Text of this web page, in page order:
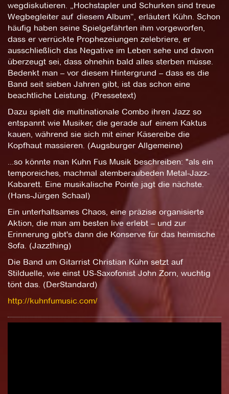
wegdiskutieren. „Hochstapler und Schurken sind treue
Wegbegleiter auf diesem Album“, erläutert Kühn. Schon
häufig haben seine Spielgefährten ihm vorgeworfen,
dass er verrückte Prophezeiungen zelebriere, er
ausschließlich das Negative im Leben sehe und davon
überzeugt sei, dass ohnehin bald alles sterben müsse.
Bedenkt man – vor diesem Hintergrund – dass es die
Band seit sieben Jahren gibt, ist das schon eine
beachtliche Leistung. (Pressetext)
Dazu spielt die multinationale Combo ihren Jazz so
entspannt wie Musiker, die gerade auf einem Kaktus
kauen, während sie sich mit einer Käsereibe die
Kopfhaut massieren. (Augsburger Allgemeine)
...so könnte man Kuhn Fus Musik beschreiben: "als ein
temporeiches, machmal atemberaubeden Metal-Jazz-
Kabarett. Eine musikalische Pointe jagt die nächste.
(Hans-Jürgen Schaal)
Ein unterhaltsames Chaos, eine präzise organisierte
Aktion, die man am besten live erlebt – und zur
Erinnerung gibt's dann die Konserve für das heimische
Sofa. (Jazzthing)
Die Band um Gitarrist Christian Kühn setzt auf
Stilduelle, wie einst US-Saxofonist John Zorn, wuchtig
tönt das. (DerStandard)
http://kuhnfumusic.com/